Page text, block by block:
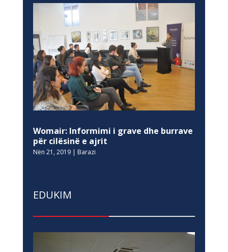
Womair: Informimi i grave dhe burrave
për cilësinë e ajrit
Nën 21, 2019| Barazi
EDUKIM